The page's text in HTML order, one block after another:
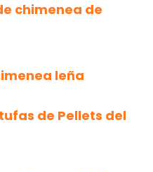
chimenea de
leña
de Pellets del